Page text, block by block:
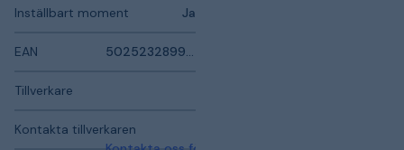
Inställbart moment Ja
EAN 5025232899661
Tillverkare
Kontakta tillverkaren